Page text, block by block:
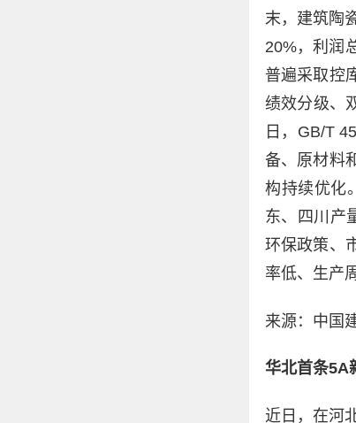
末，建筑陶
20%，利润
普遍采取控
绩效分级、
日，GB/T
备、原材料
构持续优化
东、四川产
环保政策、
率低、生产
来源：中国
华北首条5A
近日，在河